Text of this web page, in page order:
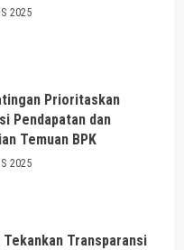
2025
Prioritaskan
Pendapatan dan
Temuan BPK
2025
Tekankan Transparansi